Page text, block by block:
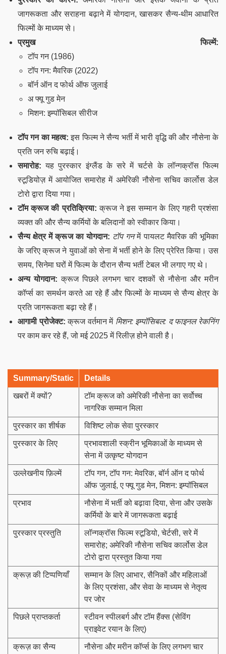
जागरूकता और सराहना बढ़ाने में योगदान, खासकर सैन्य-थीम आधारित
फिल्मों के माध्यम से।
प्रमुख फिल्में:
टॉप गन (1986)
टॉप गन: मैवरिक (2022)
बॉर्न ऑन द फोर्थ ऑफ जुलाई
अ फ्यू गुड मेन
मिशन: इम्पॉसिबल सीरीज
टॉप गन का महत्व: इस फिल्म ने सैन्य भर्ती में भारी वृद्धि की और नौसेना के
प्रति जन रुचि बढ़ाई।
समारोह: यह पुरस्कार इंग्लैंड के सरे में चर्टसे के लॉन्गक्रॉस फिल्म
स्टूडियोज़ में आयोजित समारोह में अमेरिकी नौसेना सचिव कार्लोस डेल
टोरो द्वारा दिया गया।
टॉम क्रूज की प्रतिक्रिया: क्रूज ने इस सम्मान के लिए गहरी प्रशंसा
व्यक्त की और सैन्य कर्मियों के बलिदानों को स्वीकार किया।
सैन्य क्षेत्र में क्रूज का योगदान: टॉप गनमें पायलट मैवरिक की भूमिका
के जरिए क्रूज ने युवाओं को सेना में भर्ती होने के लिए प्रेरित किया। उस
समय, सिनेमा घरों में फिल्म के दौरान सैन्य भर्ती टेबल भी लगाए गए थे।
अन्य योगदान: क्रूज पिछले लगभग चार दशकों से नौसेना और मरीन
कॉर्प्स का समर्थन करते आ रहे हैं और फिल्मों के माध्यम से सैन्य क्षेत्र के
प्रति जागरूकता बढ़ा रहे हैं।
आगामी प्रोजेक्ट: क्रूज वर्तमान में मिशन: इम्पॉसिबल: द फाइनल रेकनिंग
पर काम कर रहे हैं, जो मई 2025 में रिलीज़ होने वाली है।
Summary/Static Details
खबरों में क्यों?
टॉम क्रूज को अमेरिकी नौसेना का सर्वोच्च
नागरिक सम्मान मिला
पुरस्कार का शीर्षक विशिष्ट लोक सेवा पुरस्कार
पुरस्कार के लिए
प्रभावशाली स्क्रीन भूमिकाओं के माध्यम से
सेना में उत्कृष्ट योगदान
उल्लेखनीय फ़िल्में
टॉप गन, टॉप गन: मेवरिक, बॉर्न ऑन द फोर्थ
ऑफ जुलाई, ए फ्यू गुड मेन, मिशन: इम्पॉसिबल
प्रभाव
नौसेना में भर्ती को बढ़ावा दिया, सेना और उसके
कर्मियों के बारे में जागरूकता बढ़ाई
पुरस्कार प्रस्तुति
लॉन्गक्रॉस फिल्म स्टूडियो, चेर्टसी, सरे में
समारोह; अमेरिकी नौसेना सचिव कार्लोस डेल
टोरो द्वारा प्रस्तुत किया गया
क्रूज़ की टिप्पणियाँ
सम्मान के लिए आभार, सैनिकों और महिलाओं
के लिए प्रशंसा, और सेवा के माध्यम से नेतृत्व
पर जोर
पिछले प्राप्तकर्ता
स्टीवन स्पीलबर्ग और टॉम हैंक्स (सेविंग
प्राइवेट रयान के लिए)
क्रूज़ का सैन्य नौसेना और मरीन कॉर्प्स के लिए लगभग चार